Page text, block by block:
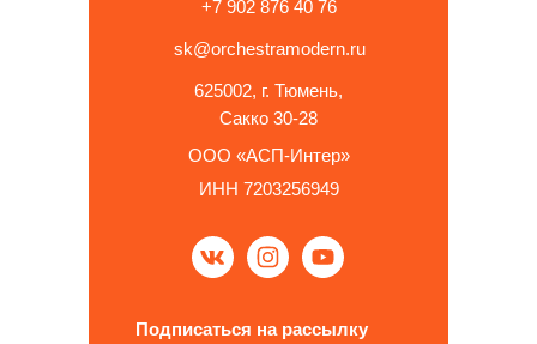
ООО «АСП-Интер»
ИНН 7203256949
sk@orchestramodern.ru
+7 902 876 40 76
625002, г. Тюмень,
Сакко 30-28
Подписаться на рассылку